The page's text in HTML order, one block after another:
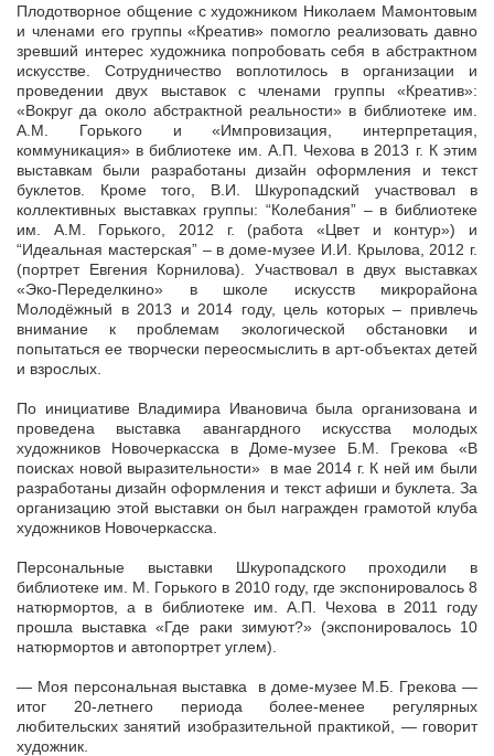
Плодотворное общение с художником Николаем Мамонтовым
и членами его группы «Креатив» помогло реализовать давно
зревший интерес художника попробовать себя в абстрактном
искусстве. Сотрудничество воплотилось в организации и
проведении двух выставок с членами группы «Креатив»:
«Вокруг да около абстрактной реальности» в библиотеке им.
А.М. Горького и «Импровизация, интерпретация,
коммуникация» в библиотеке им. А.П. Чехова в 2013 г. К этим
выставкам были разработаны дизайн оформления и текст
буклетов. Кроме того, В.И. Шкуропадский участвовал в
коллективных выставках группы: “Колебания” – в библиотеке
им. А.М. Горького, 2012 г. (работа «Цвет и контур») и
“Идеальная мастерская” – в доме-музее И.И. Крылова, 2012 г.
(портрет Евгения Корнилова). Участвовал в двух выставках
«Эко-Переделкино» в школе искусств микрорайона
Молодёжный в 2013 и 2014 году, цель которых – привлечь
внимание к проблемам экологической обстановки и
попытаться ее творчески переосмыслить в арт-объектах детей
и взрослых.
По инициативе Владимира Ивановича была организована и
проведена выставка авангардного искусства молодых
художников Новочеркасска в Доме-музее Б.М. Грекова «В
поисках новой выразительности» в мае 2014 г. К ней им были
разработаны дизайн оформления и текст афиши и буклета. За
организацию этой выставки он был награжден грамотой клуба
художников Новочеркасска.
Персональные выставки Шкуропадского проходили в
библиотеке им. М. Горького в 2010 году, где экспонировалось 8
натюрмортов, а в библиотеке им. А.П. Чехова в 2011 году
прошла выставка «Где раки зимуют?» (экспонировалось 10
натюрмортов и автопортрет углем).
— Моя персональная выставка в доме-музее М.Б. Грекова —
итог 20-летнего периода более-менее регулярных
любительских занятий изобразительной практикой, — говорит
художник.